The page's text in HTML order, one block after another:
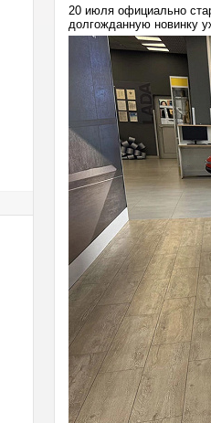
20 июля официально
долгожданную новинку